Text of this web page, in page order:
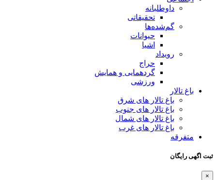
داوطلبانه
تحقیقاتی
گم‌شده‌ها
حیوانات
اشیا
رویداد
حراج
گردهمایی و همایش
ورزشی
باغ تالار
باغ تالار های شرق
باغ تالار های جنوب
باغ تالار های شمال
باغ تالار های غرب
متفرقه
ثبت اگهی رایگان
×